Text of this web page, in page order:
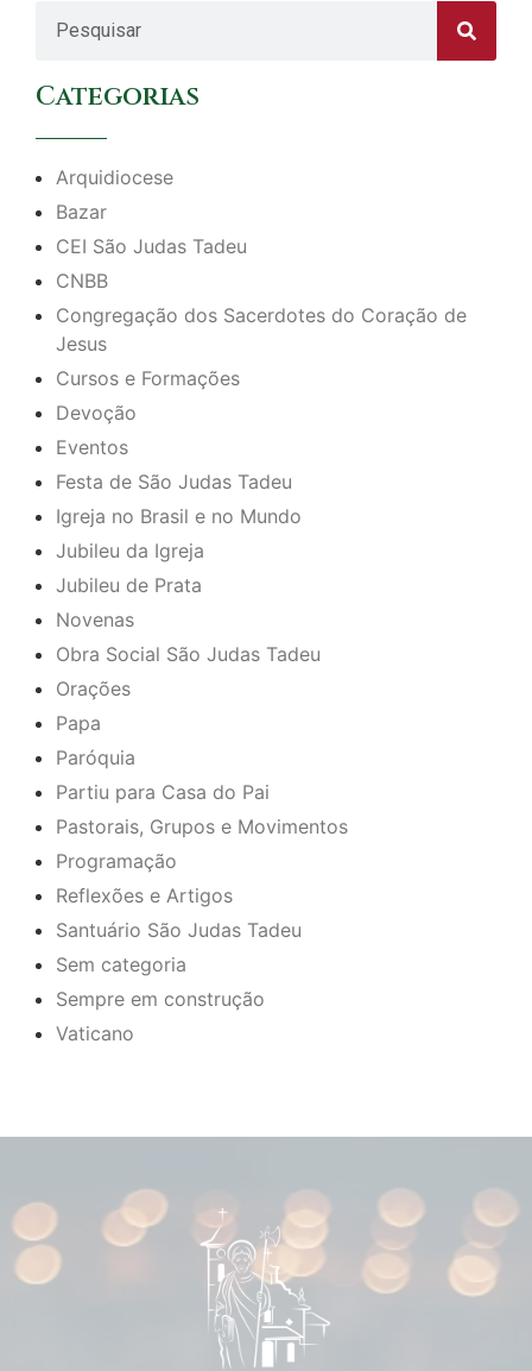
Categorias
Arquidiocese
Bazar
CEI São Judas Tadeu
CNBB
Congregação dos Sacerdotes do Coração de
Jesus
Cursos e Formações
Devoção
Eventos
Festa de São Judas Tadeu
Igreja no Brasil e no Mundo
Jubileu da Igreja
Jubileu de Prata
Novenas
Obra Social São Judas Tadeu
Orações
Papa
Paróquia
Partiu para Casa do Pai
Pastorais, Grupos e Movimentos
Programação
Reflexões e Artigos
Santuário São Judas Tadeu
Sem categoria
Sempre em construção
Vaticano